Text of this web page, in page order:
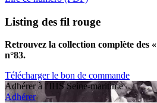
Listing des fil rouge
Retrouvez la collection complète des «
n°83.
Télécharger le bon de commande
Adhérer à l'IHS Seine-maritime
Adhérer